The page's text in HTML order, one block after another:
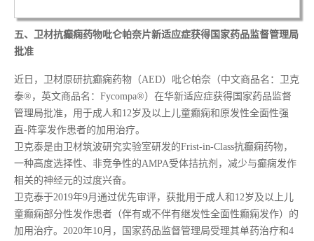
五、
卫材抗癫痫药物吡仑帕奈片新适应症获得国家药品监督管理局
批准
近日，卫材原研抗癫痫药物（AED）吡仑帕奈（中文商品名：卫克
泰®，英文商品名：Fycompa®）在华新适应症获得国家药品监督
管理局批准，用于成人和12岁及以上儿童癫痫和原发性全面性强
直-阵挛发作患者的加用治疗。
卫克泰是由卫材筑波研究实验室研发的Frist-in-Class抗癫痫药物，
一种高度选择性、非竞争性的AMPA受体拮抗剂，减少与癫痫发作
相关的神经元的过度兴奋。
卫克泰于2019年9月通过优先审评，获批用于成人和12岁及以上儿
童癫痫部分性发作患者（伴有或不伴有继发性全面性癫痫发作）的
加用治疗。2020年10月，国家药品监督管理局受理其单药治疗和4